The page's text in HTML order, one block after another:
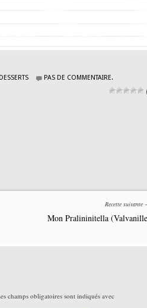
DESSERTS
PAS DE COMMENTAIRE.
Recette
Mon Pralininitella
champs obligatoires sont indiqués avec